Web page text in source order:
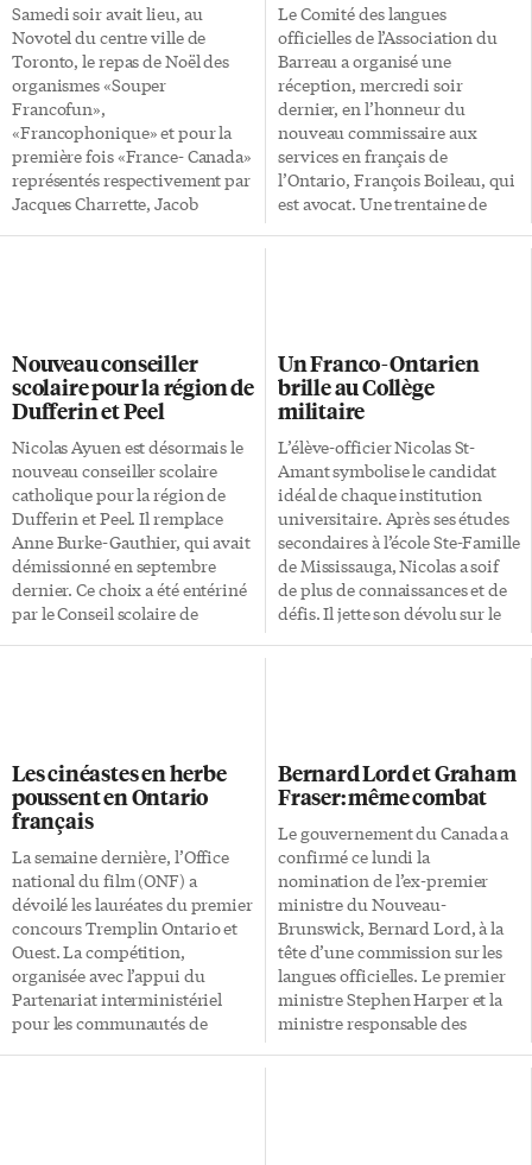
Samedi soir avait lieu, au
Novotel du centre ville de
Toronto, le repas de Noël des
organismes «Souper
Francofun»,
«Francophonique» et pour la
première fois «France- Canada»
représentés respectivement par
Jacques Charrette, Jacob
gratinée, d’une dinde royale
grillée, d’une estouffade de
fruits de mer et de la
traditionnelle bûche de noël,
suivis ensuite d’un bal animé
par le DJ «Les Frenchies»
jusqu’à tard dans la nuit. Des
prix de présence étaient offerts
par «Francophonie en fête»
dont […]
Le Comité des langues
officielles de l’Association du
Barreau a organisé une
réception, mercredi soir
dernier, en l’honneur du
nouveau commissaire aux
services en français de
l’Ontario, François Boileau, qui
est avocat. Une trentaine de
a profité pour expliquer que ce
nouveau poste de commissaire
– créé cette année par la
ministre des Affaires
francophones Madeleine
Meilleur – servira à traduire les
plaintes du public et les
interrogations des
fonctionnaires par de […]
Nouveau conseiller
scolaire pour la région de
Dufferin et Peel
Nicolas Ayuen est désormais le
nouveau conseiller scolaire
catholique pour la région de
Dufferin et Peel. Il remplace
Anne Burke-Gauthier, qui avait
démissionné en septembre
dernier. Ce choix a été entériné
par le Conseil scolaire de
reçu toute son éducation
primaire et secondaire dans des
écoles de langue française
situées en milieu minoritaire. Il
poursuit actuellement un
baccalauréat en commerce. Le
CSDCCS accueille plus de 12
500 élèves au sein de ses 41 […]
Un Franco-Ontarien
brille au Collège
militaire
L’élève-officier Nicolas St-
Amant symbolise le candidat
idéal de chaque institution
universitaire. Après ses études
secondaires à l’école Ste-Famille
de Mississauga, Nicolas a soif
de plus de connaissances et de
défis. Il jette son dévolu sur le
CMR, dit leadership. Nicolas,
qui s’est enrôlé en 2001 comme
officier de génie aérospatial,
complète présentement sa 3e
année de génie aéronautique,
en route pour la graduation en
mai 2009. Le Collège l’a
transformé en véritable […]
Les cinéastes en herbe
poussent en Ontario
français
La semaine dernière, l’Office
national du film (ONF) a
dévoilé les lauréates du premier
concours Tremplin Ontario et
Ouest. La compétition,
organisée avec l’appui du
Partenariat interministériel
pour les communautés de
Bernard Lord et Graham
Fraser: même combat
Le gouvernement du Canada a
confirmé ce lundi la
nomination de l’ex-premier
ministre du Nouveau-
Brunswick, Bernard Lord, à la
tête d’une commission sur les
langues officielles. Le premier
ministre Stephen Harper et la
ministre responsable des